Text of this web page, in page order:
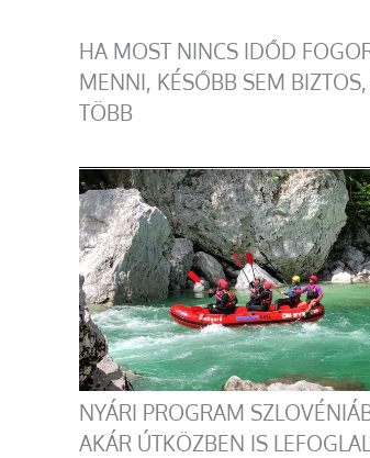
HA MOST NINCS IDŐD
MENNI, KÉSŐBB SEM
TÖBB
NYÁRI PROGRAM
AKÁR ÚTKÖZBEN IS